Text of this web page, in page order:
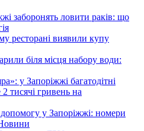
заборонять ловити раків: що
ресторані виявили купу
біля місця набору води:
у Запоріжжі багатодітні
тисячі гривень на
у Запоріжжі: номери